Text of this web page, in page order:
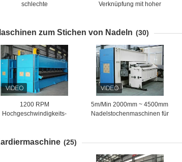
schlechte
Faserproduktionslinie
Verknüpfung mit hoher
zum Stichen von Nadeln (30)
1200 RPM
Hochgeschwindigkeits-
Nichtgewebte
5m/Min 2000mm ~ 4500mm
Nadelstochenmaschinen für
(25)